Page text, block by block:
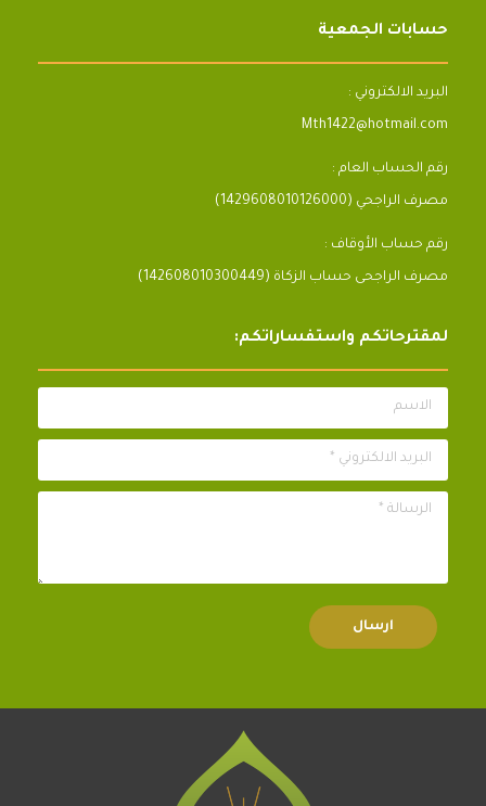
حسابات الجمعية
البريد الالكتروني :
Mth1422@hotmail.com
رقم الحساب العام :
مصرف الراجحي (1429608010126000)
رقم حساب الأوقاف :
مصرف الراجحى حساب الزكاة (142608010300449)
لمقترحاتكم واستفساراتكم:
الاسم
البريد الالكتروني *
الرسالة *